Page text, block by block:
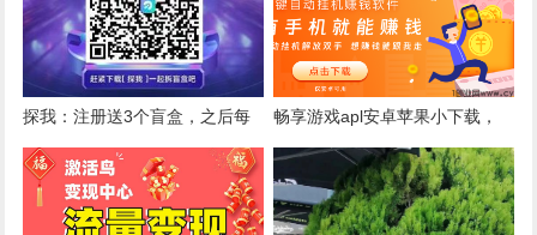
探我：注册送3个盲盒，之后每
天免费送1个，1元起提无门槛
畅享游戏apl安卓苹果小下载，
刚出手机游戏试玩赚钱项目正规